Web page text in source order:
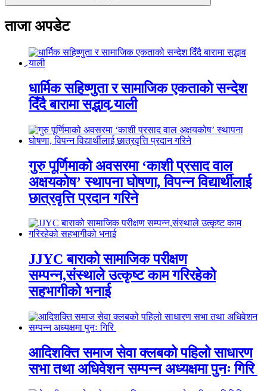
ताजा अपडेट
धार्मिक सहिष्णुता र सामाजिक एकताको सन्देश
दिँदै बारामा सद्भाव र्‍याली
गुरु पूर्णिमाको अवसरमा ‘काशी प्रसाद वाल
अक्षयकोष’ स्थापना घोषणा, विपन्न विद्यार्थीलाई
छात्रवृत्ति प्रदान गरिने
JJYC बाराको सामाजिक परीक्षण
सम्पन्न,संस्थाले उत्कृष्ट काम गरिरहेको
सहभागीको भनाई
आदिशक्ति समाज सेवा क्लबको पहिलो साधारण
सभा तथा अधिवेशन सम्पन्न अध्यक्षमा पुनः गिरि